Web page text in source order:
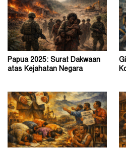
Papua 2025: Surat Dakwaan
atas Kejahatan Negara